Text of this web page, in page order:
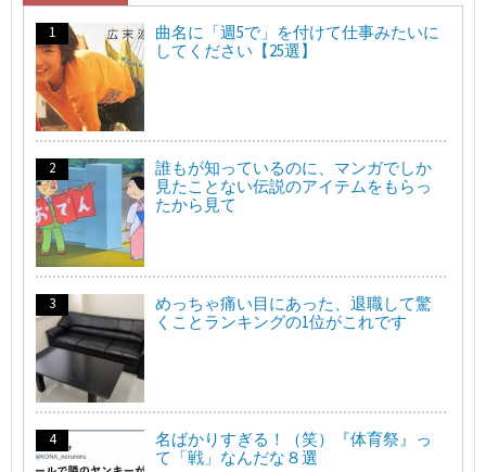
曲名に「週5で」を付けて仕事みたいに
してください【25選】
誰もが知っているのに、マンガでしか
見たことない伝説のアイテムをもらっ
たから見て
めっちゃ痛い目にあった、退職して驚
くことランキングの1位がこれです
名ばかりすぎる！（笑）『体育祭』っ
て「戦」なんだな８選